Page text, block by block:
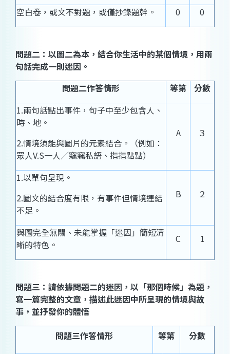
空白卷，或文不對題，或僅抄錄題幹。 0 0
問題二：以圖二為本，結合你生活中的某個情境，用兩
句話完成一則迷因。
問題二作答情形
等第
分數
1.兩句話點出事件，句子中至少包含人、
時、地。
2.情境須能與圖片的元素結合。（例如：
眾人V.S一人／竊竊私語、指指點點）
A ３
1.以單句呈現。
2.圖文的結合度有限，有事件但情境連結
不足。
B ２
與圖完全無關、未能掌握「迷因」簡短清
晰的特色。
C 1
問題三：請依據問題二的迷因，以「那個時候」為題，
寫一篇完整的文章，描述此迷因中所呈現的情境與故
事，並抒發你的體悟
問題三作答情形
等第 分數